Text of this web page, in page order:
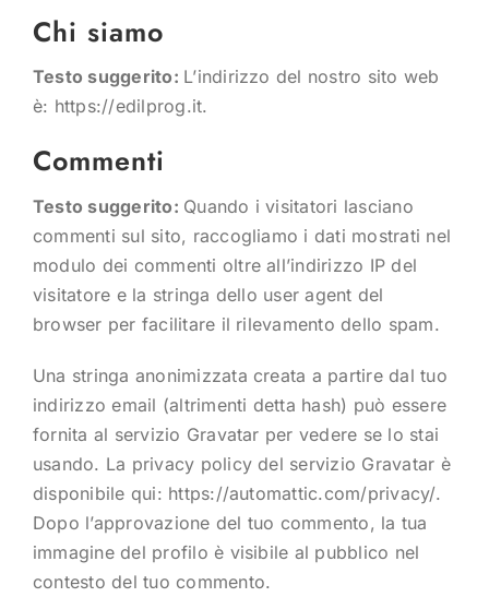
Chi siamo
Testo suggerito: L’indirizzo del nostro sito web
è: https://edilprog.it.
Commenti
Testo suggerito: Quando i visitatori lasciano
commenti sul sito, raccogliamo i dati mostrati nel
modulo dei commenti oltre all’indirizzo IP del
visitatore e la stringa dello user agent del
browser per facilitare il rilevamento dello spam.
Una stringa anonimizzata creata a partire dal tuo
indirizzo email (altrimenti detta hash) può essere
fornita al servizio Gravatar per vedere se lo stai
usando. La privacy policy del servizio Gravatar è
disponibile qui: https://automattic.com/privacy/.
Dopo l’approvazione del tuo commento, la tua
immagine del profilo è visibile al pubblico nel
contesto del tuo commento.